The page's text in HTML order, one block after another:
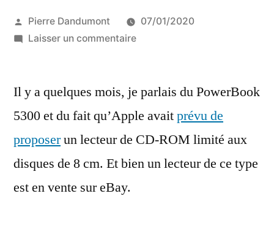
Publié
par
Pierre Dandumont
07/01/2020
Laisser un commentairesur
de
CD
8
Il y a quelques mois, je parlais du PowerBook
5300 et du fait qu’Apple avaitprévu de
proposerun lecteur de CD-ROM limité aux
disques de 8 cm. Et bien un lecteur de ce type
est en vente sur eBay.